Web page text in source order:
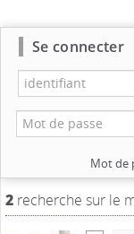
Nouvelle recherche
Résultat de la
2 recherche sur le
Se connecter
Mot de